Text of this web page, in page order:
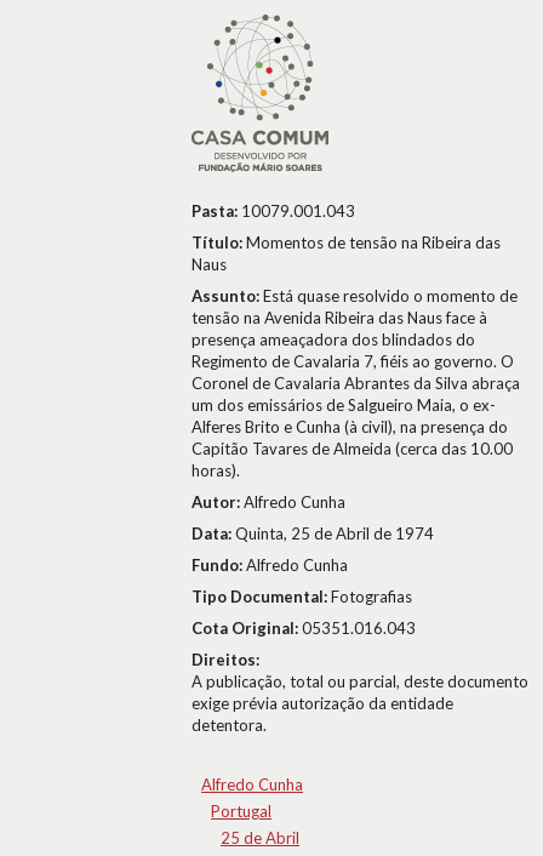
Pasta: 10079.001.043
Título:Momentos de tensão na Ribeira das
Naus
Assunto:Está quase resolvido o momento de
tensão na Avenida Ribeira das Naus face à
presença ameaçadora dos blindados do
Regimento de Cavalaria 7, fiéis ao governo. O
Coronel de Cavalaria Abrantes da Silva abraça
um dos emissários de Salgueiro Maia, o ex-
Alferes Brito e Cunha (à civil), na presença do
Capitão Tavares de Almeida (cerca das 10.00
horas).
Autor:Alfredo Cunha
Data:Quinta, 25 de Abril de 1974
Fundo:Alfredo Cunha
Tipo Documental:Fotografias
Cota Original:05351.016.043
Direitos:
A publicação, total ou parcial, deste documento
exige prévia autorização da entidade
detentora.
Alfredo Cunha
Portugal
25 de Abril